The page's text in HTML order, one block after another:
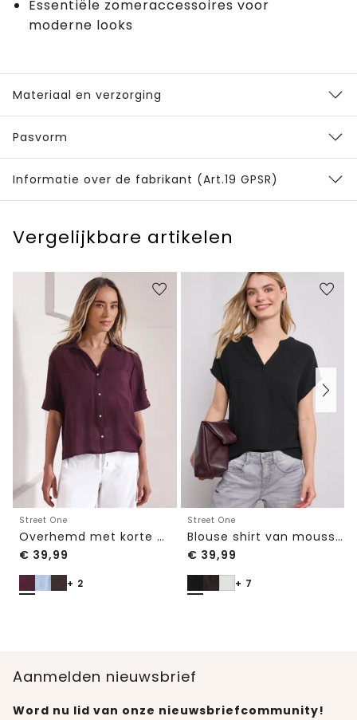
Essentiële zomeraccessoires voor
moderne looks
Materiaal en verzorging
Pasvorm
Informatie over de fabrikant (Art.19 GPSR)
Vergelijkbare artikelen
Street One
Overhemd met korte mouwen en omgeslagen manchetten
€ 39,99
+ 2
Street One
Blouse shirt van mousseline
€ 39,99
+ 7
Aanmelden nieuwsbrief
Word nu lid van onze nieuwsbriefcommunity!